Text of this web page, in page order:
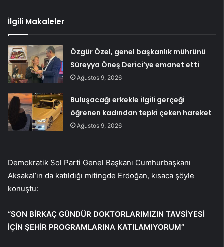
İlgili Makaleler
Özgür Özel, genel başkanlık mührünü
Süreyya Öneş Derici’ye emanet etti
Ağustos 9, 2026
Buluşacağı erkekle ilgili gerçeği
öğrenen kadından tepki çeken hareket
Ağustos 9, 2026
Demokratik Sol Parti Genel Başkanı Cumhurbaşkanı
Aksakal’ın da katıldığı mitingde Erdoğan, kısaca şöyle
konuştu:
“SON BİRKAÇ GÜNDÜR DOKTORLARIMIZIN TAVSİYESİ
İÇİN ŞEHİR PROGRAMLARINA KATILAMIYORUM”